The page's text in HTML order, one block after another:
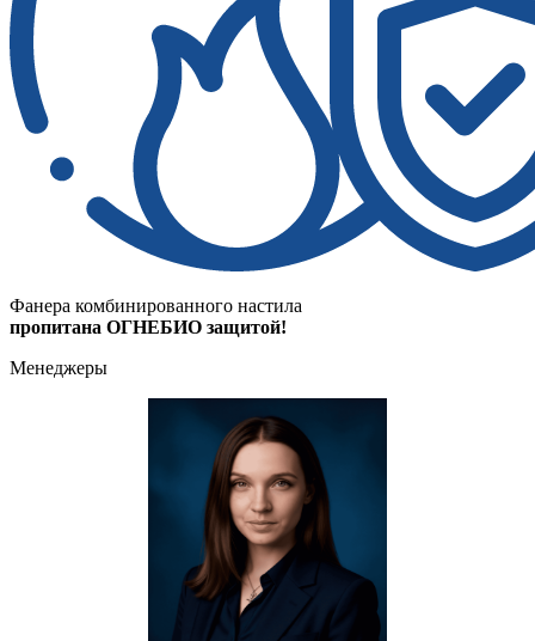
Фанера комбинированного настила
пропитана ОГНЕБИО защитой!
Менеджеры